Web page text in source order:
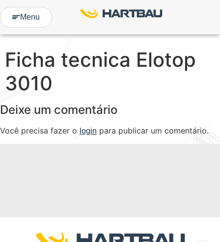
Menu
Ficha tecnica Elotop
3010
Deixe um comentário
Você precisa fazer o login para publicar um comentário.